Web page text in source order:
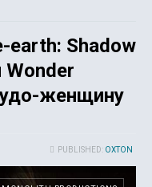
earth: Shadow
Wonder
женщину
PUBLISHED: OXTON